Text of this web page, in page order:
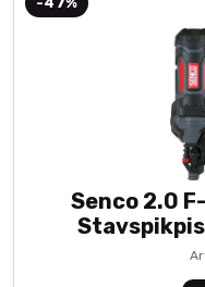
Senco 2.0